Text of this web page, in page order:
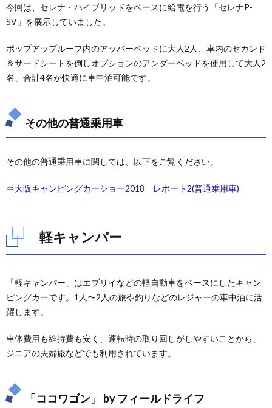
イレク
トカー
4.2.
その他
のバン
コン
キャ
ン
5.1.
「J-
HN」
ック
6.
今回は、セレナ・ハイブリッドをベースに給電を行う「セレナP-
SV」を展示していました。
ポップアップルーフ内のアッパーベッドに大人2人、車内のセカンド
＆サードシートを倒しオプションのアンダーベッドを使用して大人2
名、合計4名が快適に車中泊可能です。
その他の普通乗用車
その他の普通乗用車に関しては、以下をご覧ください。
⇒大阪キャンピングカーショー2018 レポート2(普通乗用車)
軽キャンパー
「軽キャンパー」はエブリイなどの軽自動車をベースにしたキャン
ピングカーです。1人〜2人の旅や釣りなどのレジャーの車中泊に活
躍します。
車体費用も維持費も安く、運転時の取り回しがしやすいことから、
ジニアの夫婦旅などでも利用されています。
「ココワゴン」 by フィールドライフ